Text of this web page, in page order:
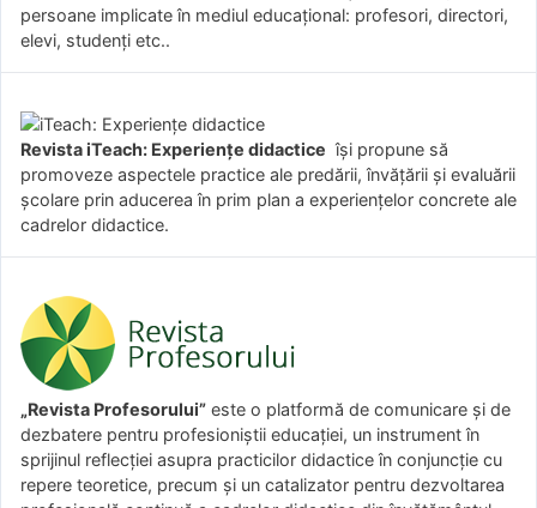
persoane implicate în mediul educațional: profesori, directori,
elevi, studenți etc..
Revista iTeach: Experienţe didactice îşi propune să
promoveze aspectele practice ale predării, învăţării şi evaluării
şcolare prin aducerea în prim plan a experienţelor concrete ale
cadrelor didactice.
„Revista Profesorului” este o platformă de comunicare și de
dezbatere pentru profesioniștii educației, un instrument în
sprijinul reflecției asupra practicilor didactice în conjuncție cu
repere teoretice, precum și un catalizator pentru dezvoltarea